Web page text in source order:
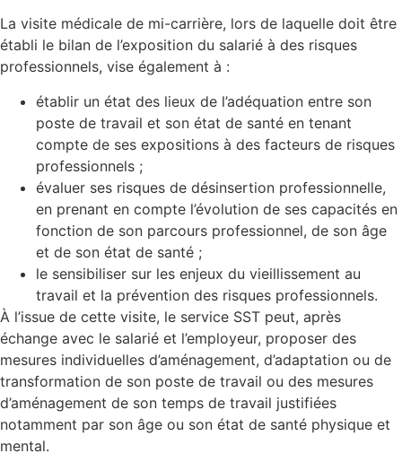
La visite médicale de mi-carrière, lors de laquelle doit être
établi le bilan de l’exposition du salarié à des risques
professionnels, vise également à :
établir un état des lieux de l’adéquation entre son
poste de travail et son état de santé en tenant
compte de ses expositions à des facteurs de risques
professionnels ;
évaluer ses risques de désinsertion professionnelle,
en prenant en compte l’évolution de ses capacités en
fonction de son parcours professionnel, de son âge
et de son état de santé ;
le sensibiliser sur les enjeux du vieillissement au
travail et la prévention des risques professionnels.
À l’issue de cette visite, le service SST peut, après
échange avec le salarié et l’employeur, proposer des
mesures individuelles d’aménagement, d’adaptation ou de
transformation de son poste de travail ou des mesures
d’aménagement de son temps de travail justifiées
notamment par son âge ou son état de santé physique et
mental.